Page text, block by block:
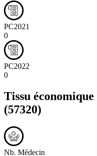
PC2021
0
PC2022
0
Tissu
(57320)
Nb. Médecin